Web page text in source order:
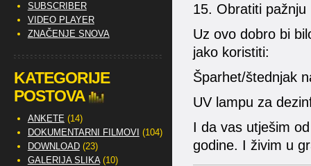
15. Obratiti
Uz ovo dobro bi
jako koristiti:
Šparhet/štednjak
UV lampu za
I da vas utješim
godine. I živim u
SUBSCRIBER
VIDEO PLAYER
ZNAČENJE SNOVA
KATEGORIJE
POSTOVA
ANKETE (14)
DOKUMENTARNI FILMOVI (104)
DOWNLOAD(23)
GALERIJA SLIKA(10)